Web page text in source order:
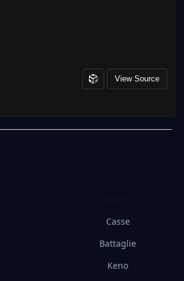
Casse
Battaglie
Keno